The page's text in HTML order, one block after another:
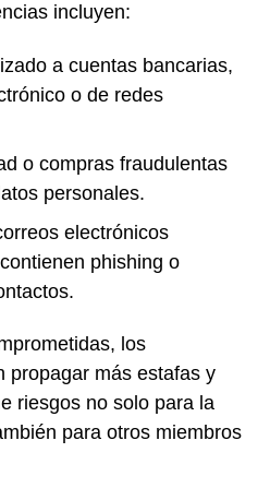
incluyen:
a cuentas bancarias,
o de redes
o compras fraudulentas
personales.
electrónicos
phishing o
los
propagar más estafas y
riesgos no solo para la
para otros miembros